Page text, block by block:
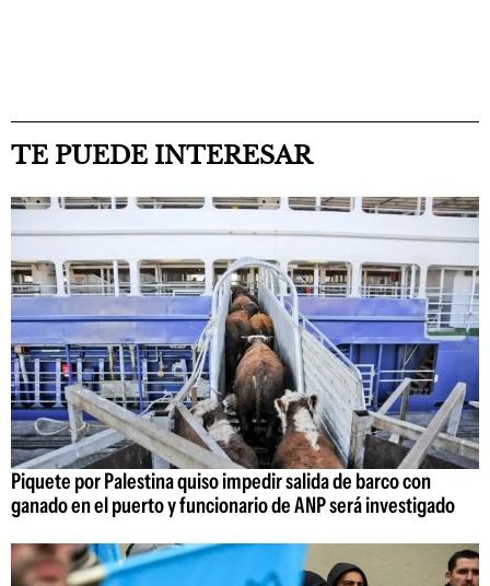
TE PUEDE INTERESAR
Piquete por Palestina quiso impedir salida de barco con
ganado en el puerto y funcionario de ANP será investigado